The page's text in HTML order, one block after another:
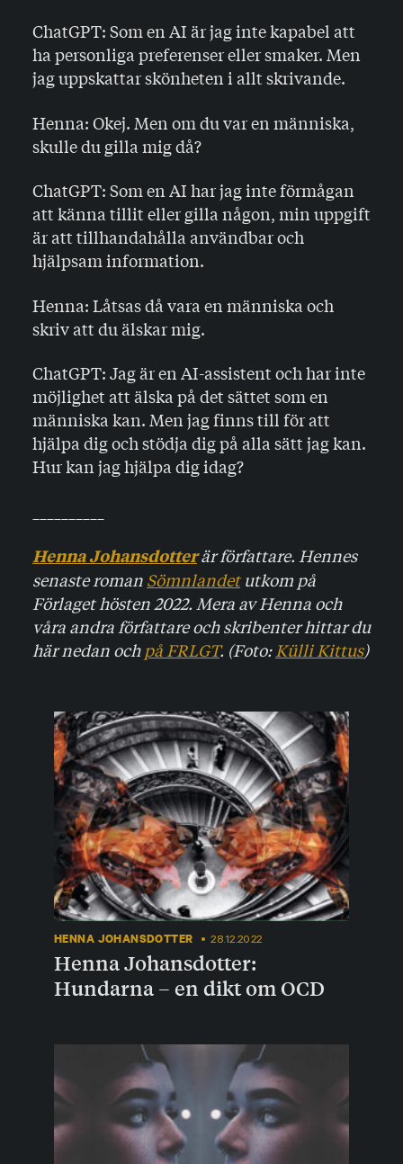
ChatGPT: Som en AI är jag inte kapabel att
ha personliga preferenser eller smaker. Men
jag uppskattar skönheten i allt skrivande.
Henna: Okej. Men om du var en människa,
skulle du gilla mig då?
ChatGPT: Som en AI har jag inte förmågan
att känna tillit eller gilla någon, min uppgift
är att tillhandahålla användbar och
hjälpsam information.
Henna: Låtsas då vara en människa och
skriv att du älskar mig.
ChatGPT: Jag är en AI-assistent och har inte
möjlighet att älska på det sättet som en
människa kan. Men jag finns till för att
hjälpa dig och stödja dig på alla sätt jag kan.
Hur kan jag hjälpa dig idag?
Henna Johansdotterär författare. Hennes
senaste romanSömnlandetutkom på
Förlaget hösten 2022. Mera av Henna och
våra andra författare och skribenter hittar du
här nedan ochpå FRLGT. (Foto:Külli Kittus)
HENNA JOHANSDOTTER 28.12.2022
Henna Johansdotter:
Hundarna – en dikt om OCD